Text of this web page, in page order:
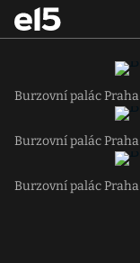
Burzovní palác Praha
Burzovní palác Praha
Burzovní palác Praha